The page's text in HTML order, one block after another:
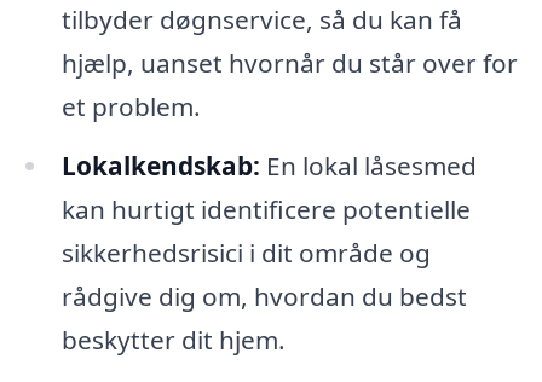
tilbyder døgnservice, så du kan få
hjælp, uanset hvornår du står over for
et problem.
Lokalkendskab: En lokal låsesmed
kan hurtigt identificere potentielle
sikkerhedsrisici i dit område og
rådgive dig om, hvordan du bedst
beskytter dit hjem.